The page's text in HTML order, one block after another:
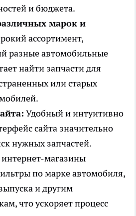
и бюджета.
марок и
ассортимент,
разные автомобильные
найти запчасти для
или старых
Удобный и интуитивно
сайта значительно
нужных запчастей.
магазины
по марке автомобиля,
и другим
что ускоряет процесс